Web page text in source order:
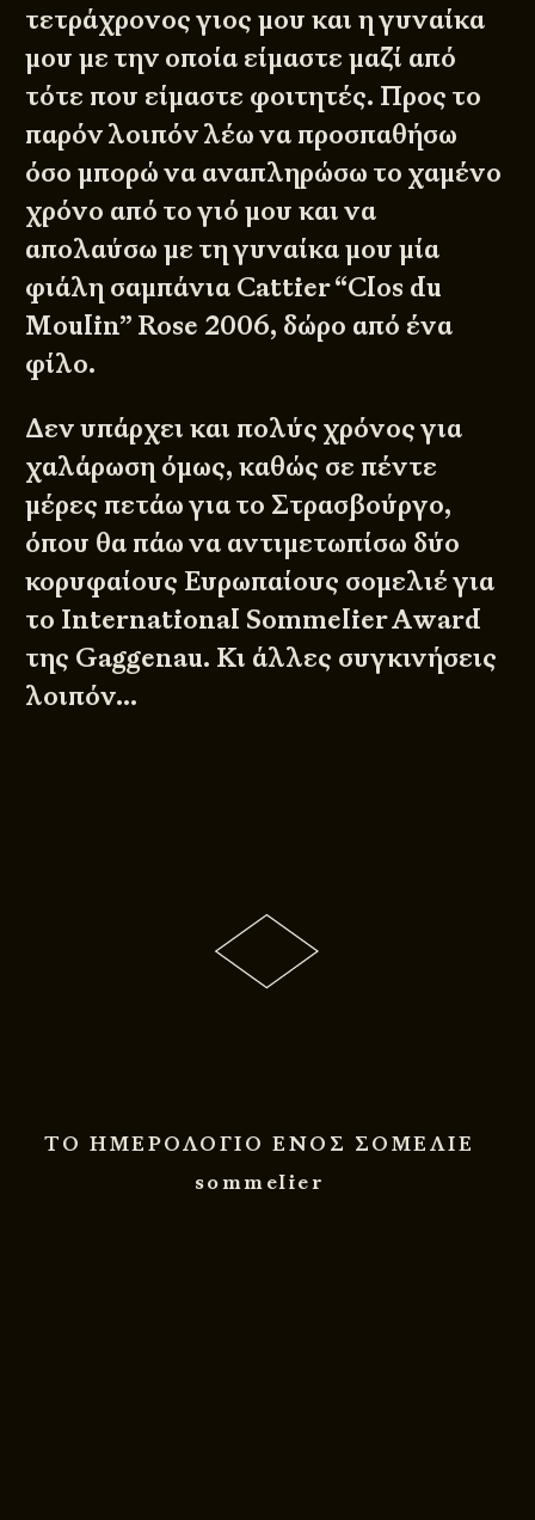
τετράχρονος γιος μου και η γυναίκα
μου με την οποία είμαστε μαζί από
τότε που είμαστε φοιτητές. Προς το
παρόν λοιπόν λέω να προσπαθήσω
όσο μπορώ να αναπληρώσω το χαμένο
χρόνο από το γιό μου και να
απολαύσω με τη γυναίκα μου μία
φιάλη σαμπάνια Cattier “Clos du
Moulin” Rose 2006, δώρο από ένα
φίλο.
Δεν υπάρχει και πολύς χρόνος για
χαλάρωση όμως, καθώς σε πέντε
μέρες πετάω για το Στρασβούργο,
όπου θα πάω να αντιμετωπίσω δύο
κορυφαίους Ευρωπαίους σομελιέ για
το International Sommelier Award
της Gaggenau. Κι άλλες συγκινήσεις
λοιπόν…
ΤΟ ΗΜΕΡΟΛΟΓΙΟ ΕΝΟΣ ΣΟΜΕΛΙΕ
sommelier